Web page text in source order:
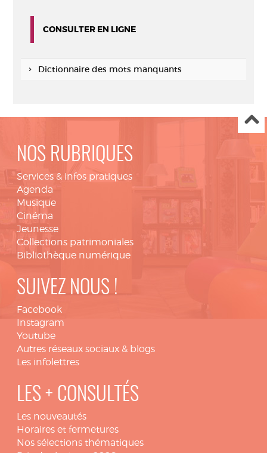
CONSULTER EN LIGNE
Dictionnaire des mots manquants
NOS RUBRIQUES
Services & infos pratiques
Agenda
Musique
Cinéma
Jeunesse
Collections patrimoniales
Bibliothèque numérique
SUIVEZ NOUS !
Facebook
Instagram
Youtube
Autres réseaux sociaux & blogs
Les infolettres
LES + CONSULTÉS
Les nouveautés
Horaires et fermetures
Nos sélections thématiques